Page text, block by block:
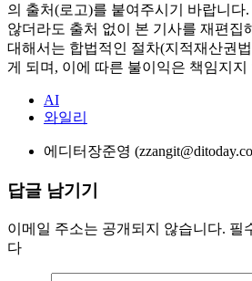
의 출처(로고)를 붙여주시기 바랍니다.
않더라도 출처 없이 본 기사를 재편집
대해서는 합법적인 절차(지적재산권
게 되며, 이에 따른 불이익은 책임지지
AI
와일리
에디터 장준영
답글 남기기
이메일 주소는 공개되지 않습니다. 필
다